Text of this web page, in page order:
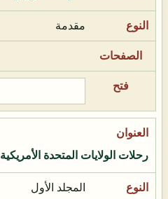
مقدمة
رحلات الولايات المتحدة الأمريكية
المجلد الأول